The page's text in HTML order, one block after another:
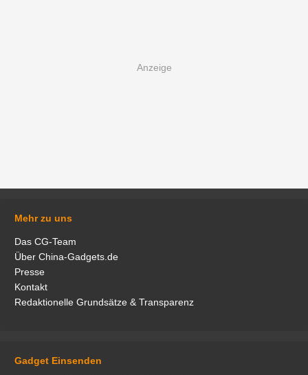
Mehr zu uns
Das CG-Team
Über China-Gadgets.de
Presse
Kontakt
Redaktionelle Grundsätze & Transparenz
Gadget Einsenden